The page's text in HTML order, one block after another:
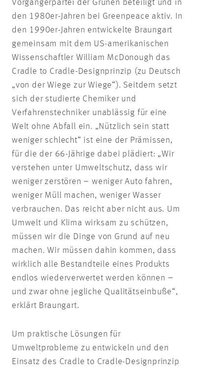
Vorgängerpartei der Grünen beteiligt und in
den 1980er-Jahren bei Greenpeace aktiv. In
den 1990er-Jahren entwickelte Braungart
gemeinsam mit dem US-amerikanischen
Wissenschaftler William McDonough das
Cradle to Cradle-Designprinzip (zu Deutsch
„von der Wiege zur Wiege“). Seitdem setzt
sich der studierte Chemiker und
Verfahrenstechniker unablässig für eine
Welt ohne Abfall ein. „Nützlich sein statt
weniger schlecht“ ist eine der Prämissen,
für die der 66-Jährige dabei plädiert: „Wir
verstehen unter Umweltschutz, dass wir
weniger zerstören – weniger Auto fahren,
weniger Müll machen, weniger Wasser
verbrauchen. Das reicht aber nicht aus. Um
Umwelt und Klima wirksam zu schützen,
müssen wir die Dinge von Grund auf neu
machen. Wir müssen dahin kommen, dass
wirklich alle Bestandteile eines Produkts
endlos wiederverwertet werden können –
und zwar ohne jegliche Qualitätseinbuße“,
erklärt Braungart.
Um praktische Lösungen für
Umweltprobleme zu entwickeln und den
Einsatz des Cradle to Cradle-Designprinzip